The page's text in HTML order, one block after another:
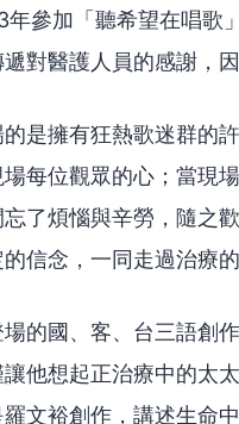
年參加「聽希望在唱歌
對醫護人員的感謝，
是擁有狂熱歌迷群的
每位觀眾的心；當現
了煩惱與辛勞，隨之
信念，一同走過治療的
的國、客、台三語創
他想起正治療中的太
羅文裕創作，講述生命